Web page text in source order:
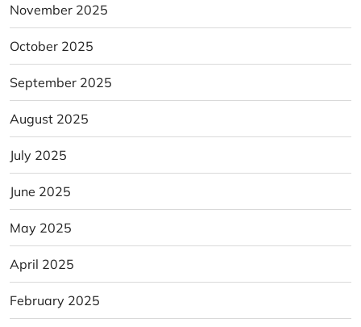
November 2025
October 2025
September 2025
August 2025
July 2025
June 2025
May 2025
April 2025
February 2025